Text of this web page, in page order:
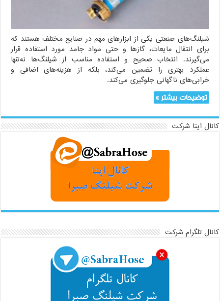
شیلنگ‌های صنعتی یکی از ابزارهای مهم در صنایع مختلف هستند که
برای انتقال مایعات، گازها و حتی مواد جامد مورد استفاده قرار
می‌گیرند. انتخاب صحیح و استفاده مناسب از شیلنگ‌ها نه‌تنها
عملکرد بهتری را تضمین می‌کند، بلکه از هزینه‌های اضافی و
خرابی‌های ناگهانی جلوگیری می‌کند.
توضیحات بیشتر »
کانال ایتا شرکت
کانال تلگرام شرکت